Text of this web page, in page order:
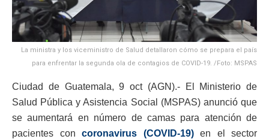
La ministra y los viceministro de Salud detallaron cómo se prepara el país
para enfrentar la segunda ola de contagios de COVID-19. /Foto: MSPAS
Ciudad de Guatemala, 9 oct (AGN).- El Ministerio de
Salud Pública y Asistencia Social (MSPAS) anunció que
se aumentará en número de camas para atención de
pacientes con coronavirus (COVID-19)
en el sector